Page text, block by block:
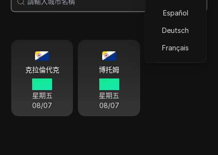
Español
Deutsch
Français
克拉倫代克
星期五
08/07
博托姆
星期五
08/07